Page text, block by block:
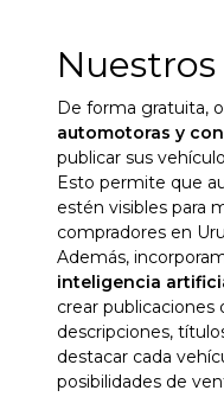
De forma gratuita,
automotoras y
publicar sus
Esto permite que
estén visibles para
compradores en
Además,
inteligencia
crear publicaciones
descripciones,
destacar cada
posibilidades de